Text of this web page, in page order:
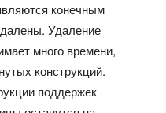
конечным
Удаление
много времени,
конструкций.
поддержек